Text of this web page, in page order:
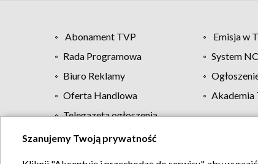
Abonament TVP Emisja w
Rada Programowa
System
Biuro Reklamy
Oferta Handlowa
Akademia
Telegazeta ogłoszenia
Regulamin TVP
Szanujemy Twoją prywatność